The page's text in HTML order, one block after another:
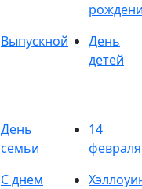
Выпускной
День
детей
День
семьи
14
февраля
С днем